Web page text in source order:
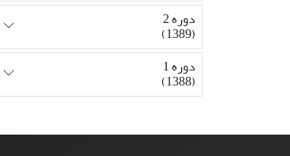
دوره 2
(1389)
دوره 1
(1388)